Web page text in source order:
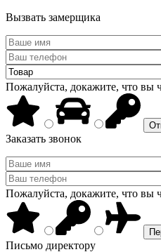
Вызвать замерщика
Пожалуйста, докажите, что вы
Заказать звонок
Пожалуйста, докажите, что вы
Письмо директору